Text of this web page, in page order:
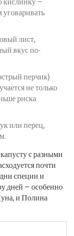
уговаривать
лист,
вкус по-
перчик)
не только
риска
или перец,
с разными
почти
специи и
дней — особенно
и Полина